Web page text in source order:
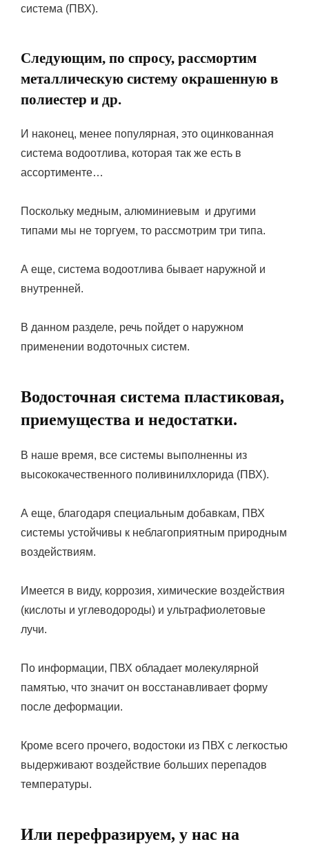
система (ПВХ).
Следующим, по спросу, рассмортим
металлическую систему окрашенную в
полиестер и др.
И наконец, менее популярная, это оцинкованная
система водоотлива, которая так же есть в
ассортименте…
Поскольку медным, алюминиевым и другими
типами мы не торгуем, то рассмотрим три типа.
А еще, система водоотлива бывает наружной и
внутренней.
В данном разделе, речь пойдет о наружном
применении водоточных систем.
Водосточная система пластиковая,
приемущества и недостатки.
В наше время, все системы выполненны из
высококачественного поливинилхлорида (ПВХ).
А еще, благодаря специальным добавкам, ПВХ
системы устойчивы к неблагоприятным природным
воздействиям.
Имеется в виду, коррозия, химические воздействия
(кислоты и углеводороды) и ультрафиолетовые
лучи.
По информации, ПВХ обладает молекулярной
памятью, что значит он восстанавливает форму
после деформации.
Кроме всего прочего, водостоки из ПВХ с легкостью
выдерживают воздействие больших перепадов
температуры.
Или перефразируем, у нас на